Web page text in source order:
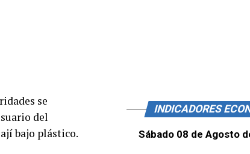
se
del
bajo plástico.
INDICADORES
Sábado 08 de Agosto